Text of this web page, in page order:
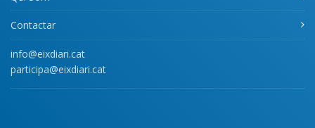
Contactar
info@eixdiari.cat
participa@eixdiari.cat